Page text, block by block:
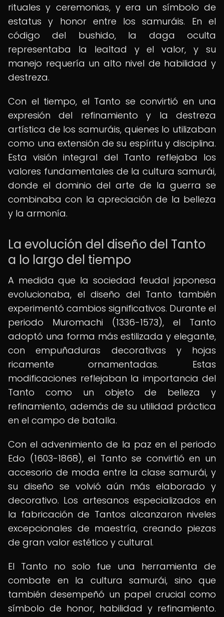
rituales y ceremonias, y era un símbolo de
estatus y honor entre los samuráis. En el
código del bushido, la daga oculta
representaba la lealtad y el valor, y su
manejo requería un alto nivel de habilidad y
destreza.
Con el tiempo, el Tanto se convirtió en una
expresión del refinamiento y la destreza
artística de los samuráis, quienes lo utilizaban
como una extensión de su espíritu y disciplina.
Esta visión integral del Tanto reflejaba los
valores fundamentales de la cultura samurái,
donde el dominio del arte de la guerra se
combinaba con la apreciación de la belleza
y la armonía.
La evolución del diseño del Tanto
a lo largo del tiempo
A medida que la sociedad feudal japonesa
evolucionaba, el diseño del Tanto también
experimentó cambios significativos. Durante el
periodo Muromachi (1336-1573), el Tanto
adoptó una forma más estilizada y elegante,
con empuñaduras decorativas y hojas
ricamente ornamentadas. Estas
modificaciones reflejaban la importancia del
Tanto como un objeto de belleza y
refinamiento, además de su utilidad práctica
en el campo de batalla.
Con el advenimiento de la paz en el periodo
Edo (1603-1868), el Tanto se convirtió en un
accesorio de moda entre la clase samurái, y
su diseño se volvió aún más elaborado y
decorativo. Los artesanos especializados en
la fabricación de Tantos alcanzaron niveles
excepcionales de maestría, creando piezas
de gran valor estético y cultural.
El Tanto no solo fue una herramienta de
combate en la cultura samurái, sino que
también desempeñó un papel crucial como
símbolo de honor, habilidad y refinamiento.